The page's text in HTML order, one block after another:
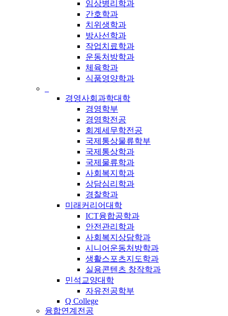
임상병리학과
간호학과
치위생학과
방사선학과
작업치료학과
운동처방학과
체육학과
식품영양학과
경영사회과학대학
경영학부
경영학전공
회계세무학전공
국제통상물류학부
국제통상학과
국제물류학과
사회복지학과
상담심리학과
경찰학과
미래커리어대학
ICT융합공학과
안전관리학과
사회복지상담학과
시니어운동처방학과
생활스포츠지도학과
실용콘텐츠 창작학과
민석교양대학
자유전공학부
Q College
융합연계전공